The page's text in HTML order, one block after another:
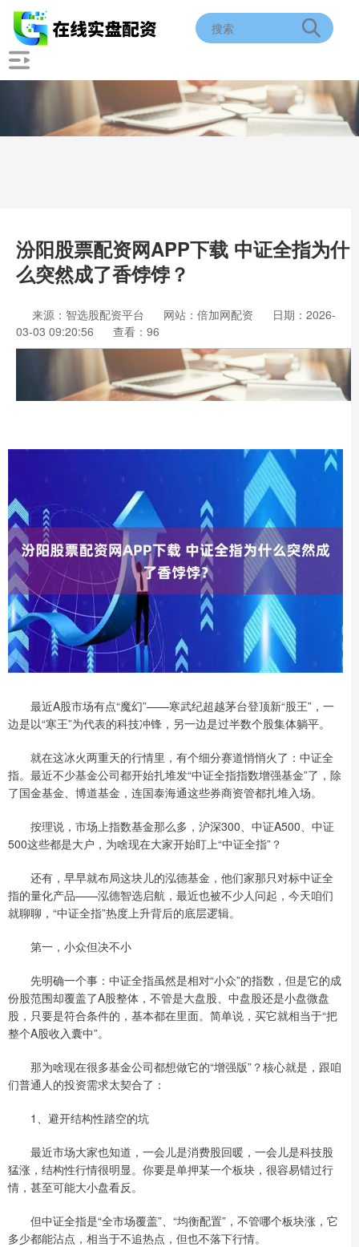
汾阳股票配资网APP下载 中证全指为什
么突然成了香饽饽？
来源：智选股配资平台 网站：倍加网配资
日期：2026-
03-03 09:20:56
查看：96
最近A股市场有点“魔幻”——寒武纪超越茅台登顶新“股王”，一
边是以“寒王”为代表的科技冲锋，另一边是过半数个股集体躺平。
就在这冰火两重天的行情里，有个细分赛道悄悄火了：中证全
指。最近不少基金公司都开始扎堆发“中证全指指数增强基金”了，除
了国金基金、博道基金，连国泰海通这些券商资管都扎堆入场。
按理说，市场上指数基金那么多，沪深300、中证A500、中证
500这些都是大户，为啥现在大家开始盯上“中证全指”？
还有，早早就布局这块儿的泓德基金，他们家那只对标中证全
指的量化产品——泓德智选启航，最近也被不少人问起，今天咱们
就聊聊，“中证全指”热度上升背后的底层逻辑。
第一，小众但决不小
先明确一个事：中证全指虽然是相对“小众”的指数，但是它的成
份股范围却覆盖了A股整体，不管是大盘股、中盘股还是小盘微盘
股，只要是符合条件的，基本都在里面。简单说，买它就相当于“把
整个A股收入囊中”。
那为啥现在很多基金公司都想做它的“增强版”？核心就是，跟咱
们普通人的投资需求太契合了：
1、避开结构性踏空的坑
最近市场大家也知道，一会儿是消费股回暖，一会儿是科技股
猛涨，结构性行情很明显。你要是单押某一个板块，很容易错过行
情，甚至可能大小盘看反。
但中证全指是“全市场覆盖”、“均衡配置”，不管哪个板块涨，它
多少都能沾点，相当于不追热点，但也不落下行情。